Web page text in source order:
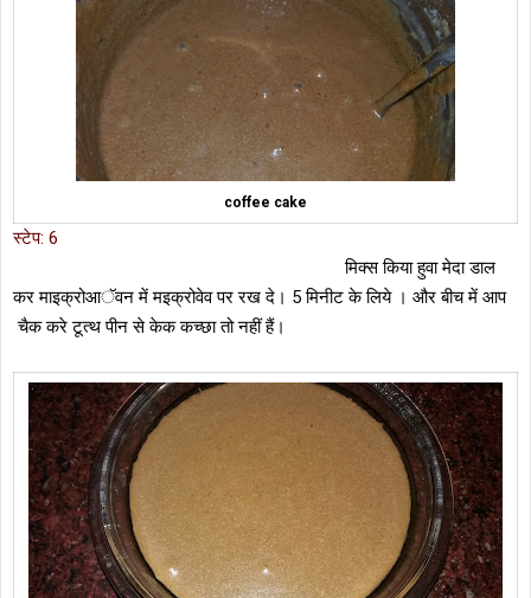
coffee cake
स्टेप: 6
मिक्स किया हुवा मेदा डाल
कर माइक्रोआॅवन में मइक्रोवेव पर रख दे। 5 मिनीट के लिये । और बीच में आप
चैक करे टूत्थ पीन से केक कच्छा तो नहीं हैं।